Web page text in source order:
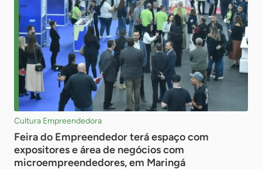
Cultura Empreendedora
Feira do Empreendedor terá espaço com
expositores e área de negócios com
microempreendedores, em Maringá